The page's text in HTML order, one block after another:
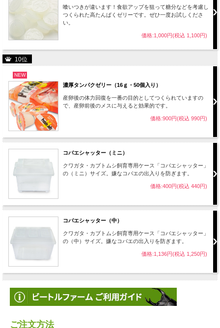
喰いつきが違います！食欲アップを狙って糖分などを考慮し
つくられた高たんぱくゼリーです。ぜひ一度お試しくださ
い。
価格:1,000円(税込 1,100円)
10位
NEW
濃厚タンパクゼリー（16ｇ・50個入り）
産卵後の体力回復を一番の目的としてつくられていますの
で、産卵前後のメスに与えると効果的です。
価格:900円(税込 990円)
コバエシャッター（ミニ）
クワガタ・カブトムシ飼育専用ケース「コバエシャッター」
の（ミニ）サイズ。嫌なコバエの出入りを防ぎます。
価格:400円(税込 440円)
コバエシャッター（中）
クワガタ・カブトムシ飼育専用ケース「コバエシャッター」
の（中）サイズ。嫌なコバエの出入りを防ぎます。
価格:1,136円(税込 1,250円)
ご注文方法